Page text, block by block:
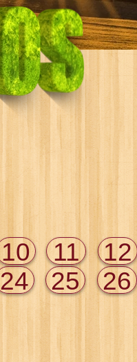
10 11 12
24 25 26